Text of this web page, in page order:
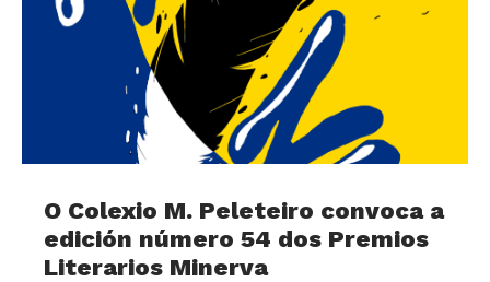
O Colexio M. Peleteiro convoca a
edición número 54 dos Premios
Literarios Minerva